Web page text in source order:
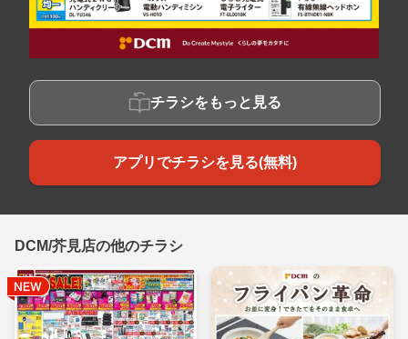
チラシをもっと見る
アプリでチラシを見る(無料)
DCM/芥見店の他のチラシ